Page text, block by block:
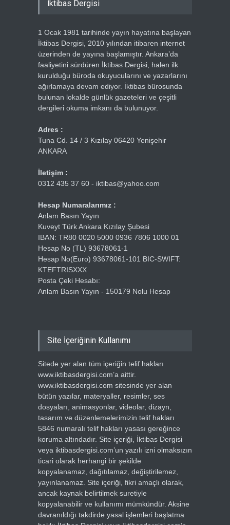
İktibas Dergisi
1 Ocak 1981 tarihinde yayın hayatına başlayan
İktibas Dergisi, 2010 yılından itibaren internet
üzerinden de yayına başlamıştır. Ankara’da
faaliyetini sürdüren İktibas Dergisi, halen ilk
kurulduğu büroda okuyucularını ve yazarlarını
ağırlamaya devam ediyor. İktibas bürosunda
bulunan lokalde günlük gazeteleri ve çeşitli
dergileri okuma imkanı da bulunuyor.
Adres :
Tuna Cd. 14 / 3 Kızılay 06420 Yenişehir
ANKARA
İletişim :
0312 435 37 60 - iktibas@yahoo.com
Hesap Numaralarımız :
Anlam Basın Yayın
Kuveyt Türk Ankara Kızılay Şubesi
IBAN: TR80 0020 5000 0936 7806 1000 01
Hesap No (TL) 93678061-1
Hesap No(Euro) 93678061-101 BIC-SWIFT:
KTEFTRISXXX
Posta Çeki Hesabı:
Anlam Basın Yayın - 150179 Nolu Hesap
Site İçeriğinin Kullanımı
Sitede yer alan tüm içeriğin telif hakları
www.iktibasdergisi.com’a aittir.
www.iktibasdergisi.com sitesinde yer alan
bütün yazılar, materyaller, resimler, ses
dosyaları, animasyonlar, videolar, dizayn,
tasarım ve düzenlemelerimizin telif hakları
5846 numaralı telif hakları yasası gereğince
koruma altındadır. Site içeriği, İktibas Dergisi
veya iktibasdergisi.com’un yazılı izni olmaksızın
ticari olarak herhangi bir şekilde
kopyalanamaz, dağıtılamaz, değiştirilemez,
yayınlanamaz. Site içeriği, fikri amaçlı olarak,
ancak kaynak belirtilmek suretiyle
kopyalanabilir ve kullanımı mümkündür. Aksine
davranıldığı takdirde yasal işlemleri başlatma